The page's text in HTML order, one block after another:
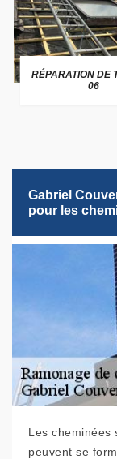
RÉPARATION DE
06
Gabriel
pour les
Les cheminées
peuvent se